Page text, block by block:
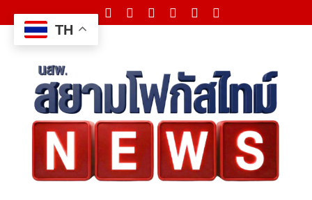
to
content
TH